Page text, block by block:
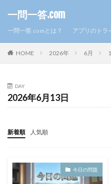
一問一答.com
一問一答.comとは？ アプリのトラ
HOME 2026年 6月
DAY
2026年6月13日
新着順 人気順
今日の問題